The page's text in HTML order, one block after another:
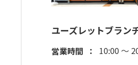
ユーズレットブラン
営業時間
10:00 ～